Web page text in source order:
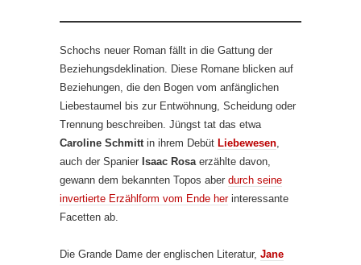
Schochs neuer Roman fällt in die Gattung der
Beziehungsdeklination. Diese Romane blicken auf
Beziehungen, die den Bogen vom anfänglichen
Liebestaumel bis zur Entwöhnung, Scheidung oder
Trennung beschreiben. Jüngst tat das etwa
Caroline Schmitt in ihrem Debüt Liebewesen
auch der Spanier Isaac Rosa erzählte davon,
gewann dem bekannten Topos aber durch seine
invertierte Erzählform vom Ende herinteressante
Facetten ab.
Die Grande Dame der englischen Literatur, Jane